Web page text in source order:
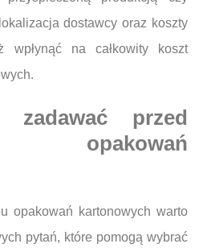
dostawcy oraz koszty
wpłynąć na całkowity koszt
zadawać przed
opakowań
opakowań kartonowych warto
pytań, które pomogą wybrać